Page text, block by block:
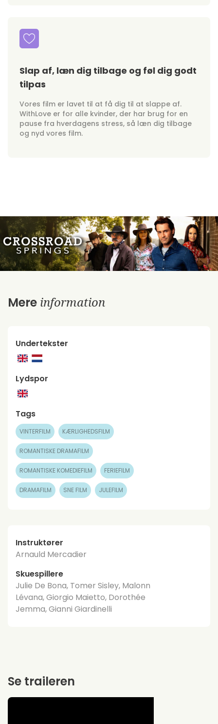
Slap af, læn dig tilbage og føl dig godt
tilpas
Vores film er lavet til at få dig til at slappe af.
WithLove er for alle kvinder, der har brug for en
pause fra hverdagens stress, så læn dig tilbage
og nyd vores film.
Mere information
Undertekster
Lydspor
Tags
VINTERFILM KÆRLIGHEDSFILM
ROMANTISKE DRAMAFILM
ROMANTISKE KOMEDIEFILM FERIEFILM
DRAMAFILM SNE FILM JULEFILM
Instruktører
Arnauld Mercadier
Skuespillere
Julie De Bona, Tomer Sisley, Malonn
Lévana, Giorgio Maietto, Dorothée
Jemma, Gianni Giardinelli
Se traileren